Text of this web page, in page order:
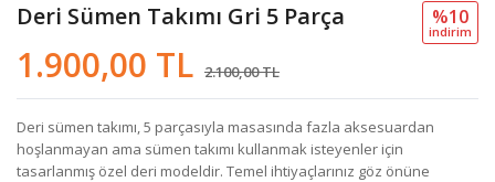
Deri Sümen Takımı Gri 5 Parça
1.900,00 TL 2.100,00 TL
%10
i̇ndi̇ri̇m
Deri sümen takımı, 5 parçasıyla masasında fazla aksesuardan
hoşlanmayan ama sümen takımı kullanmak isteyenler için
tasarlanmış özel deri modeldir. Temel ihtiyaçlarınız göz önüne